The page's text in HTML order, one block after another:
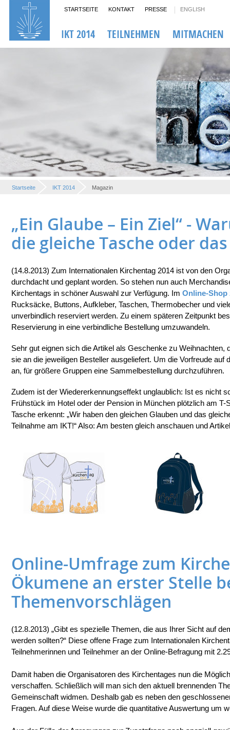
STARTSEITE KONTAKT PRESSE ENGLISH
IKT 2014 TEILNEHMEN MITMACHEN
Startseite IKT 2014 Magazin
„Ein Glaube – Ein Ziel“ -
die gleiche Tasche oder
(14.8.2013) Zum Internationalen Kirchentag 2014 ist von den
durchdacht und geplant worden. So stehen nun auch
Kirchentags in schöner Auswahl zur Verfügung. Im Online-Shop
Rucksäcke, Buttons, Aufkleber, Taschen, Thermobecher und
unverbindlich reserviert werden. Zu einem späteren Zeitpunkt
Reservierung in eine verbindliche Bestellung umzuwandeln.
Sehr gut eignen sich die Artikel als Geschenke zu Weihnachten,
sie an die jeweiligen Besteller ausgeliefert. Um die Vorfreude auf
an, für größere Gruppen eine Sammelbestellung durchzuführen.
Zudem ist der Wiedererkennungseffekt unglaublich: Ist es nicht
Frühstück im Hotel oder der Pension in München plötzlich am
Tasche erkennt: „Wir haben den gleichen Glauben und das
Teilnahme am IKT!“ Also: Am besten gleich anschauen und
Online-Umfrage zum
Ökumene an erster Stelle
Themenvorschlägen
(12.8.2013) „Gibt es spezielle Themen, die aus Ihrer Sicht auf
werden sollten?“ Diese offene Frage zum Internationalen
Teilnehmerinnen und Teilnehmer an der Online-Befragung mit
Damit haben die Organisatoren des Kirchentages nun die
verschaffen. Schließlich will man sich den aktuell brennenden
Gemeinschaft widmen. Deshalb gab es neben den
Fragen. Auf diese Weise wurde die quantitative Auswertung um